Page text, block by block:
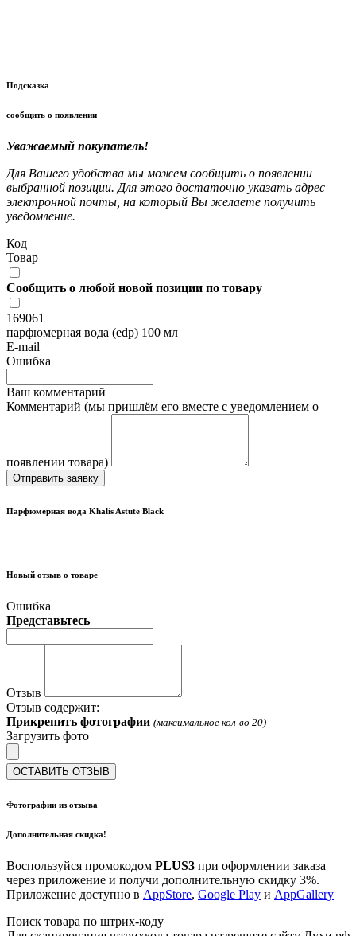
Подсказка
сообщить о появлении
Уважаемый покупатель!
Для Вашего удобства мы можем сообщить о появлении
выбранной позиции. Для этого достаточно указать адрес
электронной почты, на который Вы желаете получить
уведомление.
Код
Товар
Сообщить о любой новой позиции по товару
169061
парфюмерная вода (edp) 100 мл
E-mail
Ошибка
Ваш комментарий
Комментарий (мы пришлём его вместе с уведомлением о
появлении товара)
Отправить заявку
Парфюмерная вода Khalis Astute Black
Новый отзыв о товаре
Ошибка
Представьтесь
Отзыв
Отзыв содержит:
Прикрепить фотографии (максимальное кол-во 20)
Загрузить фото
ОСТАВИТЬ ОТЗЫВ
Фотографии из отзыва
Дополнительная скидка!
Воспользуйся промокодом PLUS3 при оформлении заказа
через приложение и получи дополнительную скидку 3%.
Приложение доступно в AppStore, Google Play и AppGallery
Поиск товара по штрих-коду